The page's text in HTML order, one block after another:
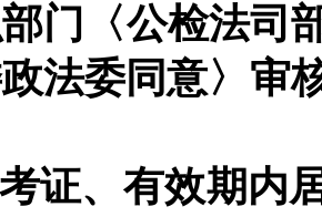
门
〈公检法司
法委同意〉 审
证、有效期内